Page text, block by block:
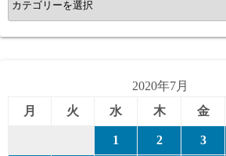
テ
ゴ
2020年7月
月
火 水 木 金
1 2 3